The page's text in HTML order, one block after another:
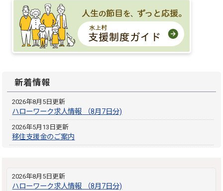
新着情報
2026年8月5日更新
ハローワーク求人情報 （8月7日分)
2026年5月13日更新
移住支援金のご案内
2026年8月5日更新
ハローワーク求人情報 （8月7日分)